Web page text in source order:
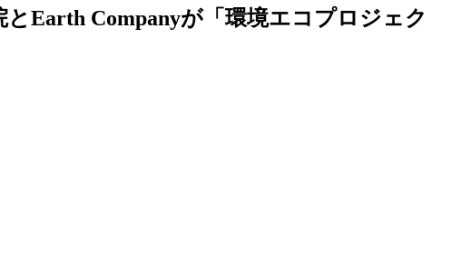
Earth Companyが「環境エコプロジェク